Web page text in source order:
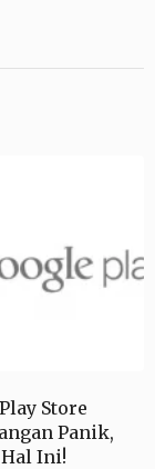
Store
Panik,
Ini!